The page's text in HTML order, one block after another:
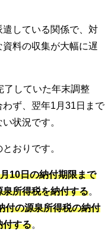
している関係で、対
料の収集が大幅に遅
了していた年末調整
ず、翌年1月31日まで
状況です。
おりです。
10日の納付期限まで
所得税を納付する。
付の源泉所得税の納付
付する。